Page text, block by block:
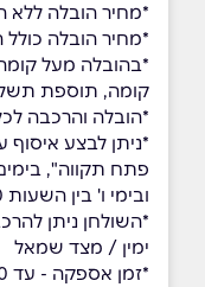
*מחיר הובלה ללא
*מחיר הובלה כולל
קומה, תוספת
*הובלה והרכבה
ובימי ו' בין השעות 09:00-13:00
ָׂ*השולחן ניתן
ימין / מצד שמאל
*זמן אספקה - עד 10 ימי עסקים